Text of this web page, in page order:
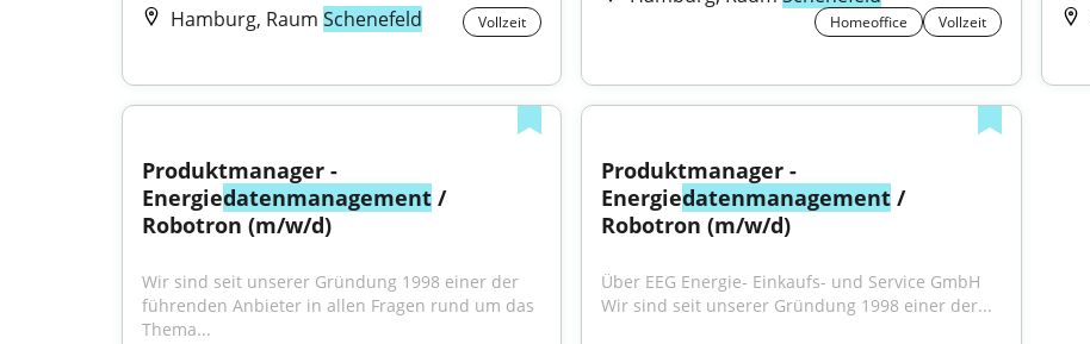
Hamburg, Raum Schenefeld Vollzeit Homeoffice Vollzeit
Produktmanager -
Energiedatenmanagement /
Robotron (m/w/d)
Wir sind seit unserer Gründung 1998 einer der
führenden Anbieter in allen Fragen rund um das
Thema...
Produktmanager -
Energiedatenmanagement /
Robotron (m/w/d)
Über EEG Energie- Einkaufs- und Service GmbH
Wir sind seit unserer Gründung 1998 einer der...